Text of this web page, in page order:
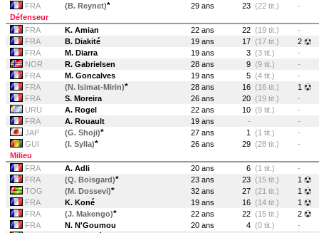
FRA
(B. Reynet)* 29 ans 23 (22 tit.)
-
Défenseur
FRA
K. Amian 22 ans 22 (19 tit.)
-
FRA
B. Diakité 19 ans 17 (17 tit.)
2
FRA
M. Diarra 19 ans 3 (3 tit.)
-
NOR
R. Gabrielsen 28 ans 9 (9 tit.)
-
FRA
M. Goncalves 19 ans 5 (4 tit.)
-
FRA
(N. Isimat-Mirin)* 28 ans 16 (16 tit.)
1
FRA
S. Moreira 26 ans 20 (19 tit.)
-
URU
A. Rogel 22 ans 10 (9 tit.)
-
FRA
A. Rouault 19 ans -
-
JAP
(G. Shoji)* 27 ans 1 (1 tit.)
-
GUI
(I. Sylla)* 26 ans 29 (28 tit.)
-
Milieu
FRA
A. Adli 20 ans 6 (1 tit.)
-
FRA
(Q. Boisgard)* 23 ans 23 (15 tit.)
1
TOG
(M. Dossevi)* 32 ans 27 (21 tit.)
1
FRA
K. Koné 19 ans 16 (14 tit.)
1
FRA
(J. Makengo)* 22 ans 22 (15 tit.)
2
FRA
N. N'Goumou 20 ans 4 (0 tit.)
-